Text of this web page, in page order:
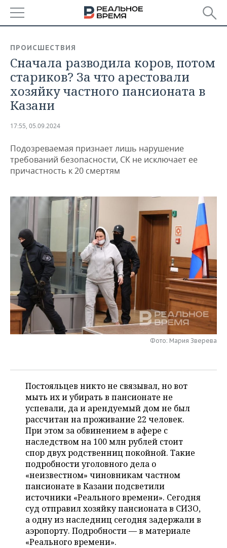
БАШКОРТОСТАН
ТАТАРСТАН
УДМУРТИЯ
НОВОСТИ
АНАЛИТИКА
НОВОСТИ АНАЛИТИКИ
ДЕКЛАРАЦИИ О ДОХОДАХ
КОРОЛИ ГОСЗАКАЗА ПФО
ВУЗЫ ТАТАРСТАНА
КОМУ ПРИНАДЛЕЖАТ
ТОРГОВЫЕ ЦЕНТРЫ
ТАТАРСТАНА
ЭКОНОМИКА
НОВОСТИ ЭКОНОМИКИ
ФИНАНСЫ
БАНКИ
БЮДЖЕТ
ИНВЕСТИЦИИ
ПРОМЫШЛЕННОСТЬ
НОВОСТИ
ПРОМЫШЛЕННОСТИ
МАШИНОСТРОЕНИЕ
НЕФТЕХИМИЯ
НЕФТЬ
ОПК
ЭНЕРГЕТИКА
НЕДВИЖИМОСТЬ
НОВОСТИ НЕДВИЖИМОСТИ
АВТО
НОВОСТИ АВТО
БИЗНЕС
НОВОСТИ БИЗНЕСА
РОЗНИЧНАЯ ТОРГОВЛЯ
ТРАНСПОРТ
УСЛУГИ
ТЕХНОЛОГИИ
НОВОСТИ ТЕХНОЛОГИЙ
IT
МЕДИА
ТЕЛЕКОММУНИКАЦИИ
МЕРОПРИЯТИЯ
НОВОСТИ МЕРОПРИЯТИЙ
ВЫЕЗДНАЯ РЕДАКЦИЯ
БИЗНЕС-БРАНЧИ
СПОРТ
НОВОСТИ СПОРТА
ФУТБОЛ
ВОЛЕЙБОЛ
КИБЕРСПОРТ
ФИГУРНОЕ КАТАНИЕ
ВОДНЫЕ ВИДЫ СПОРТА
ХОККЕЙ С МЯЧОМ
ОБЩЕСТВО
НОВОСТИ ОБЩЕСТВА
ИСТОРИЯ
КУЛЬТУРА
МЕДИЦИНА
ОБРАЗОВАНИЕ
ПРОИСШЕСТВИЯ
ФОТОГАЛЕРЕЯ
СПИСОК ПЕРСОН
СПИСОК КОМПАНИЙ
ПОЛНАЯ ВЕРСИЯ
ПРОИСШЕСТВИЯ
Сначала разводила коров, потом
стариков? За что арестовали
хозяйку частного пансионата в
Казани
17:55, 05.09.2024
Подозреваемая признает лишь нарушение
требований безопасности, СК не исключает ее
причастность к 20 смертям
Фото: Мария Зверева
Постояльцев никто не связывал, но вот
мыть их и убирать в пансионате не
успевали, да и арендуемый дом не был
рассчитан на проживание 22 человек.
При этом за обвинением в афере с
наследством на 100 млн рублей стоит
спор двух родственниц покойной. Такие
подробности уголовного дела о
«неизвестном» чиновникам частном
пансионате в Казани подсветили
источники «Реального времени». Сегодня
суд отправил хозяйку пансионата в СИЗО,
а одну из наследниц сегодня задержали в
аэропорту. Подробности — в материале
«Реального времени».